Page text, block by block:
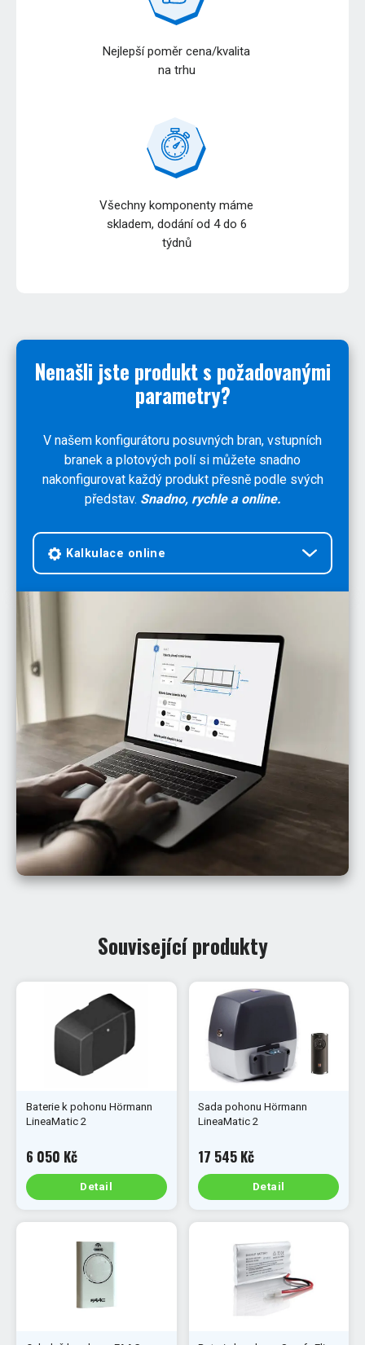
Nejlepší poměr cena/kvalita
na trhu
Všechny komponenty máme
skladem, dodání od 4 do 6
týdnů
Nenašli jste produkt s požadovanými
parametry?
V našem konfigurátoru posuvných bran, vstupních
branek a plotových polí si můžete snadno
nakonfigurovat každý produkt přesně podle svých
představ. Snadno, rychle a online.
Kalkulace online
Související produkty
Baterie k pohonu Hörmann
LineaMatic 2
6 050 Kč
Detail
Sada pohonu Hörmann
LineaMatic 2
17 545 Kč
Detail